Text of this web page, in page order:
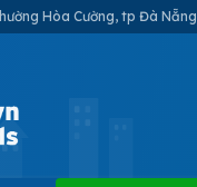
Hòa Cường, tp Đà Nẵng